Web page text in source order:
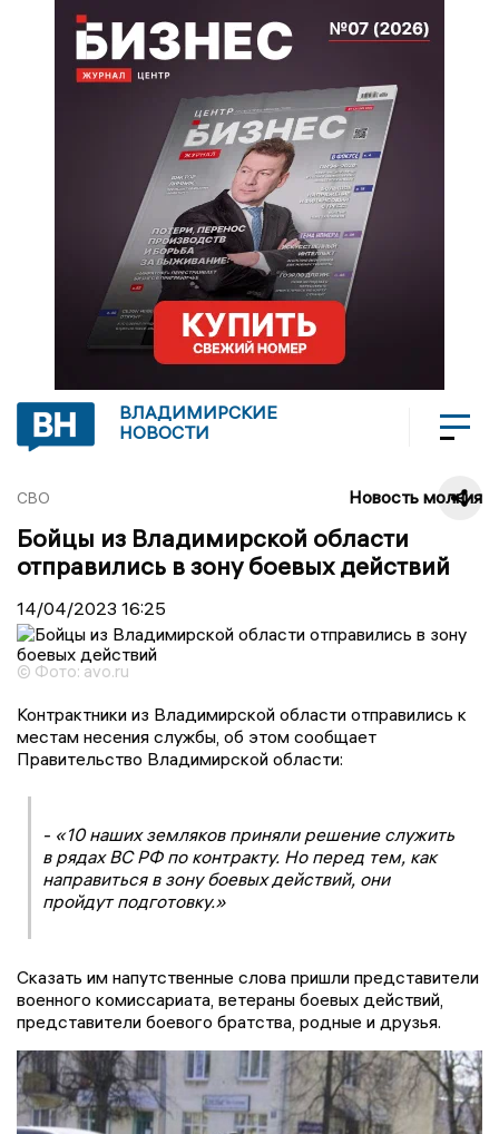
ВЛАДИМИРСКИЕ
НОВОСТИ
СВО Новость молния
Бойцы из Владимирской области
отправились в зону боевых действий
14/04/2023 16:25
© Фото: avo.ru
Контрактники из Владимирской области отправились к
местам несения службы, об этом сообщает
Правительство Владимирской области:
- «10 наших земляков приняли решение служить
в рядах ВС РФ по контракту. Но перед тем, как
направиться в зону боевых действий, они
пройдут подготовку.»
Сказать им напутственные слова пришли представители
военного комиссариата, ветераны боевых действий,
представители боевого братства, родные и друзья.